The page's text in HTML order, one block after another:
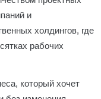
и
холдингов, где
рабочих
который хочет